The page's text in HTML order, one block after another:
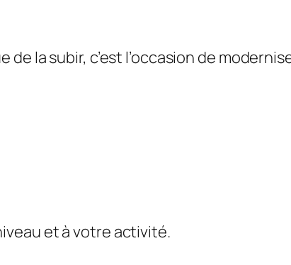
la subir, c’est l’occasion de
et à votre activité.